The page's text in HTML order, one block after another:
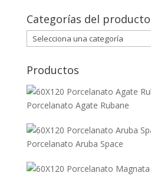
Categorías del producto
Productos
Porcelanato Agate Rubane
Porcelanato Aruba Space